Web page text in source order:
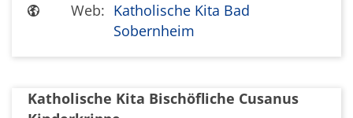
Web: Katholische Kita Bad
Sobernheim
Katholische Kita Bischöfliche Cusanus